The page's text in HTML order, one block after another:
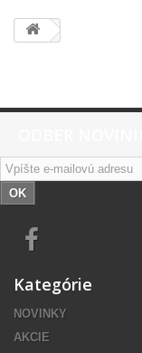
OK
Kategórie
NOVINKY
AKCIE